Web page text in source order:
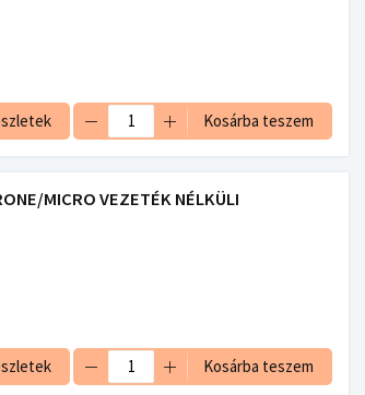
Kosárba teszem
MICRO VEZETÉK NÉLKÜLI
Kosárba teszem